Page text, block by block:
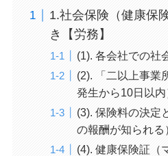
1.社会保険（健康保
き【労務】
(1). 各会社での社
(2). 「二以上事業
発生から10日以内
(3). 保険料の決定
の報酬が知られる
(4). 健康保険証（